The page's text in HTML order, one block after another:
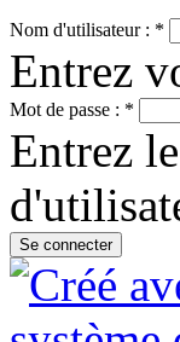
Nom d'utilisateur : *
Entrez
Mot de passe : *
Entrez